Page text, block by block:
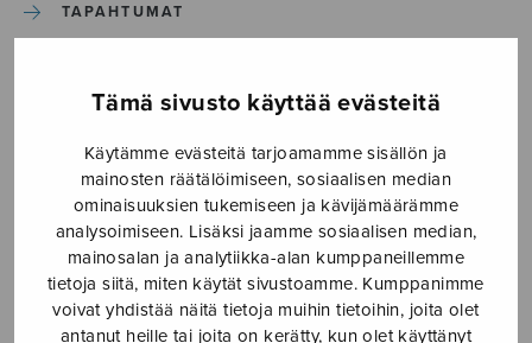
Tämä sivusto käyttää evästeitä
Käytämme evästeitä tarjoamamme sisällön ja
mainosten räätälöimiseen, sosiaalisen median
ominaisuuksien tukemiseen ja kävijämäärämme
analysoimiseen. Lisäksi jaamme sosiaalisen median,
mainosalan ja analytiikka-alan kumppaneillemme
tietoja siitä, miten käytät sivustoamme. Kumppanimme
voivat yhdistää näitä tietoja muihin tietoihin, joita olet
antanut heille tai joita on kerätty, kun olet käyttänyt
TAPAHTUMAT
Etusivu › Media › HU 14
HU 14
20.4.2018